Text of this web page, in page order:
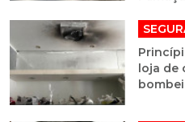
loja de